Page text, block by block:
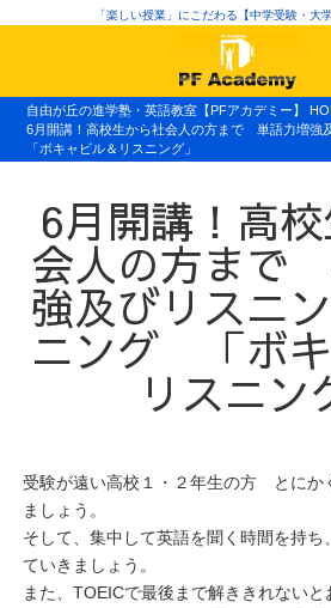
「楽しい授業」にこだわる【中学受験・大
自由が丘の進学塾・英語教室【PFアカデミー】
6月開講！高校生から社会人の方まで 単語力増強
「ボキャビル＆リスニング」
6月開講！高
会人の方まで
強及びリスニ
ニング 「ボ
リスニン
受験が遠い高校１・２年生の方 とにか
ましょう。
そして、集中して英語を聞く時間を持ち
ていきましょう。
また、TOEICで最後まで解ききれない